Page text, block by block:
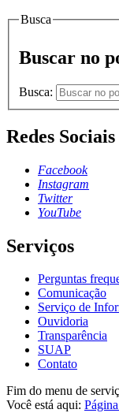
Busca
Buscar no
Busca:
Redes Sociais
Facebook
Instagram
Twitter
YouTube
Serviços
Perguntas
Comunicação
Serviço de
Ouvidoria
Transparência
SUAP
Contato
Fim do menu de
Você está aqui: